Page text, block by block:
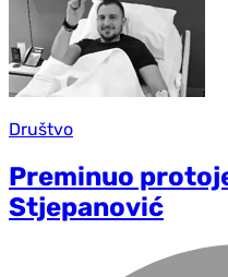
Društvo
Preminuo
Stjepanović